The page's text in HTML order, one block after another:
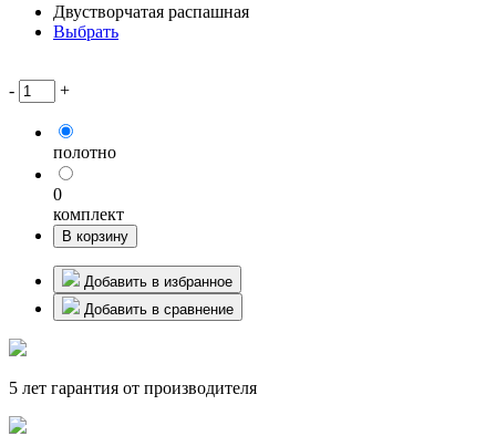
Двустворчатая распашная
Выбрать
- +
полотно
0
комплект
В корзину
Добавить в избранное
Добавить в сравнение
5 лет гарантия от производителя